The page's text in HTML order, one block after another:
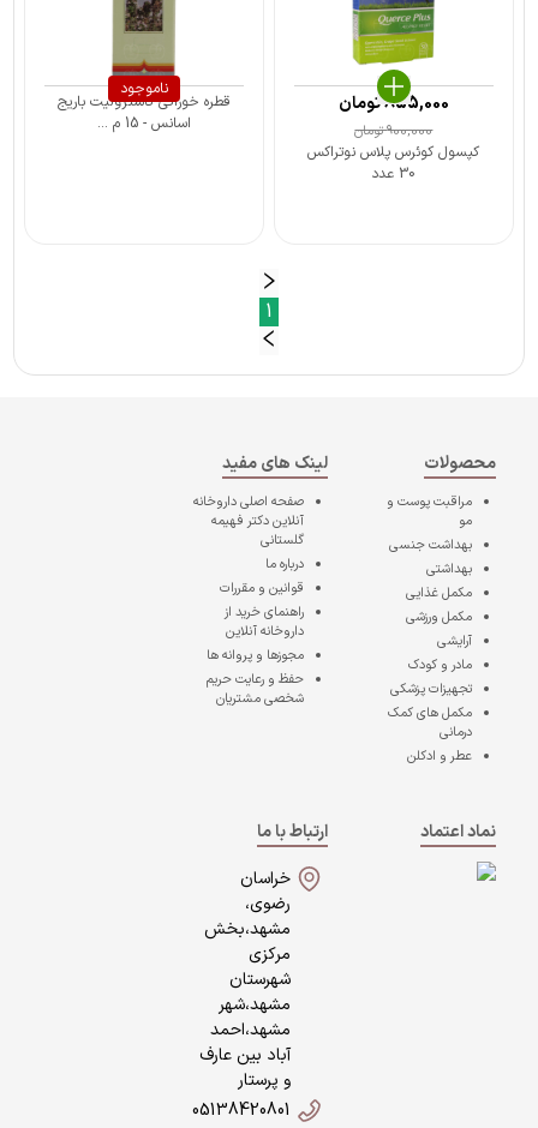
کپسول کوئرس پلاس نوتراکس
30 عدد
900,000تومان
855,000تومان
ناموجود
قطره خوراکی گاسترولیت باریج
اسانس - 15 م ...
1
محصولات
مراقبت پوست و
مو
بهداشت جنسی
بهداشتی
مکمل غذایی
مکمل ورزشی
آرایشی
مادر و کودک
تجهیزات پزشکی
مکمل های کمک
درمانی
عطر و ادکلن
لینک های مفید
صفحه اصلیداروخانه
آنلاین دکتر فهیمه
گلستانی
درباره ما
قوانین و مقررات
راهنمای خرید از
داروخانه آنلاین
مجوزها و پروانه ها
حفظ و رعایت حریم
شخصی مشتریان
نماد اعتماد
ارتباط با ما
خراسان
رضوی،
مشهد،بخش
مرکزی
شهرستان
مشهد،شهر
مشهد،احمد
آباد بین عارف
و پرستار
05138420801